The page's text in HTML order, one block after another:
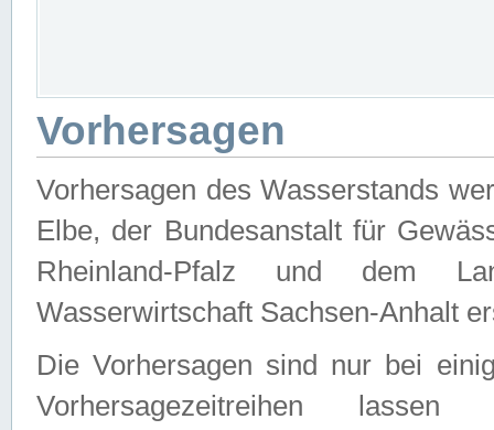
Vorhersagen
Vorhersagen des Wasserstands
Elbe, der Bundesanstalt für
Rheinland-Pfalz und dem
Wasserwirtschaft Sachsen-Anhalt
Die Vorhersagen sind nur bei
Vorhersagezeitreihen